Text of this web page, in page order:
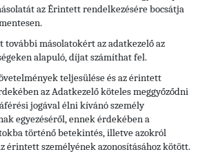
az Érintett rendelkezésére bocsátja
másolatokért az adatkezelő az
alapuló, díjat számíthat fel.
teljesülése és az érintett
az Adatkezelő köteles meggyőződni
jogával élni kívánó személy
egyezéséről, ennek érdekében a
történő betekintés, illetve azokról
érintett személyének azonosításához kötött.